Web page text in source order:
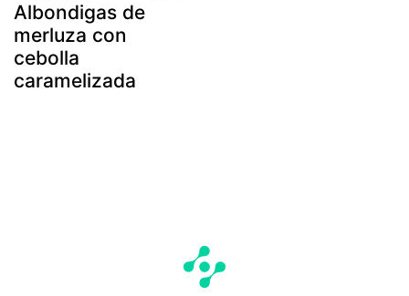
Albondigas de
merluza con
cebolla
caramelizada